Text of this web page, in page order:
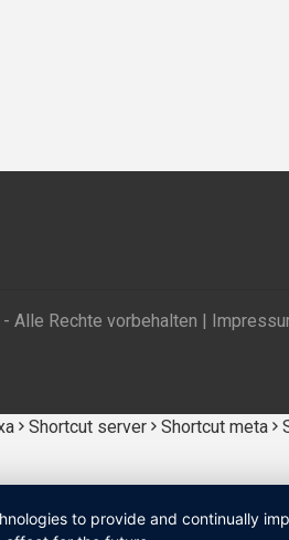
Alle Rechte vorbehalten |
Shortcut server Shortcut meta
to provide and continually